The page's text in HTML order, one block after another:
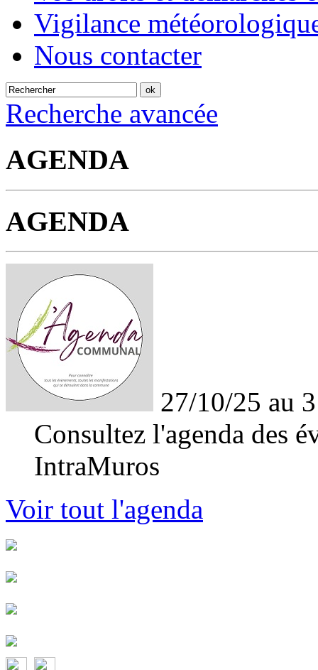
Vigilance
Nous contacter
Recherche avancée
AGENDA
AGENDA
27/10/25 au
Consultez l'agenda des
IntraMuros
Voir tout l'agenda